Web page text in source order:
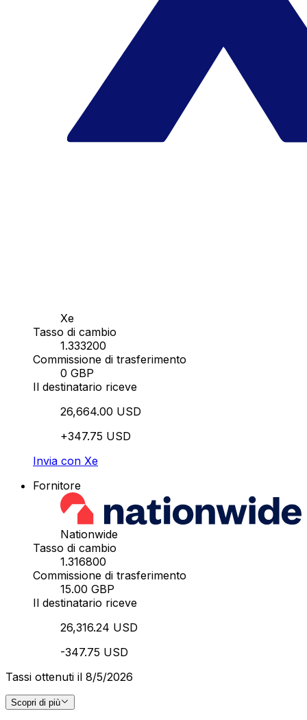
Xe
Tasso di cambio
1.333200
Commissione di trasferimento
0 GBP
Il destinatario riceve
26,664.00 USD
+347.75 USD
Invia con Xe
Fornitore
Nationwide
Tasso di cambio
1.316800
Commissione di trasferimento
15.00 GBP
Il destinatario riceve
26,316.24 USD
-347.75 USD
Tassi ottenuti il 8/5/2026
Scopri di più